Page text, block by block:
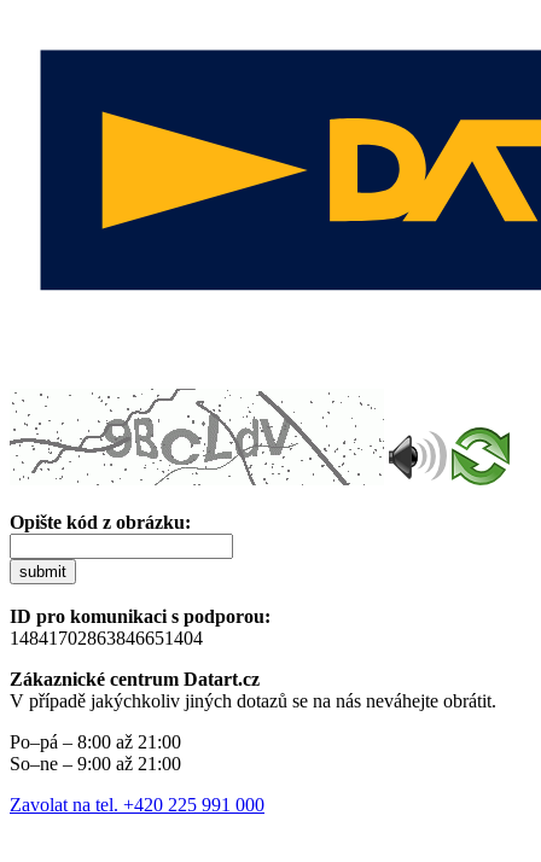
Opište kód z obrázku:
submit
ID pro komunikaci s podporou:
14841702863846651404
Zákaznické centrum Datart.cz
V případě jakýchkoliv jiných dotazů se na nás neváhejte obrátit.
Po–pá – 8:00 až 21:00
So–ne – 9:00 až 21:00
Zavolat na tel. +420 225 991 000